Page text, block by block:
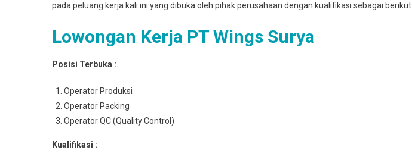
pada peluang kerja kali ini yang dibuka oleh pihak perusahaan dengan kualifikasi sebagai berikut.
Lowongan Kerja PT Wings Surya
Posisi Terbuka :
Operator Produksi
Operator Packing
Operator QC (Quality Control)
Kualifikasi :